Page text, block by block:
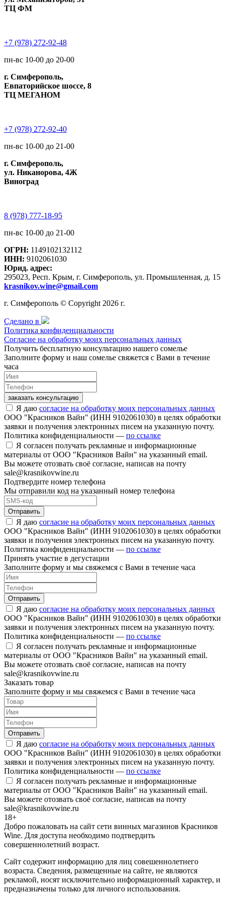
ТЦ ФМ
+7 (978) 272-92-48
пн-вс 10-00 до 20-00
г. Симферополь,
Евпаторийское шоссе, 8
ТЦ МЕГАНОМ
+7 (978) 272-92-40
пн-вс 10-00 до 21-00
г. Симферополь,
ул. Никанорова, 4Ж
Виноград
8 (978) 777-18-95
пн-вс 10-00 до 21-00
ОГРН: 1149102132112
ИНН: 9102061030
Юрид. адрес:
295023, Респ. Крым, г. Симферополь, ул. Промышленная, д. 15
krasnikov.wine@gmail.com
г. Симферополь © Copyright 2026 г.
Сделано в
Политика конфиденциальности
Согласие на обработку моих персональных данных
Получить бесплатную консультацию нашего сомелье
Заполните форму и наш сомелье свяжется с Вами в течение
часа
заказать консультацию
Я даю согласие на обработку моих персональных данных
ООО "Красников Вайн" (ИНН 9102061030) в целях обработки
заявки и получения электронных писем на указанную почту.
Политика конфиденциальности — по ссылке
Я согласен получать рекламные и информационные
материалы от ООО "Красников Вайн" на указанный email.
Вы можете отозвать своё согласие, написав на почту
sale@krasnikovwine.ru
Подтвердите номер телефона
Мы отправили код на указанный номер телефона
Отправить
Я даю согласие на обработку моих персональных данных
ООО "Красников Вайн" (ИНН 9102061030) в целях обработки
заявки и получения электронных писем на указанную почту.
Политика конфиденциальности — по ссылке
Принять участие в дегустации
Заполните форму и мы свяжемся с Вами в течение часа
Отправить
Я даю согласие на обработку моих персональных данных
ООО "Красников Вайн" (ИНН 9102061030) в целях обработки
заявки и получения электронных писем на указанную почту.
Политика конфиденциальности — по ссылке
Я согласен получать рекламные и информационные
материалы от ООО "Красников Вайн" на указанный email.
Вы можете отозвать своё согласие, написав на почту
sale@krasnikovwine.ru
Заказать товар
Заполните форму и мы свяжемся с Вами в течение часа
Отправить
Я даю согласие на обработку моих персональных данных
ООО "Красников Вайн" (ИНН 9102061030) в целях обработки
заявки и получения электронных писем на указанную почту.
Политика конфиденциальности — по ссылке
Я согласен получать рекламные и информационные
материалы от ООО "Красников Вайн" на указанный email.
Вы можете отозвать своё согласие, написав на почту
sale@krasnikovwine.ru
18+
Добро пожаловать на сайт сети винных магазинов Красников
Wine. Для доступа необходимо подтвердить
совершеннолетний возраст.
Сайт содержит информацию для лиц совешеннолетнего
возраста. Сведения, размещенные на сайте, не являются
рекламой, носят исключительно информационный характер, и
предназначены только для личного использования.